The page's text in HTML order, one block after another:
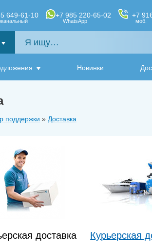
649-61-10 +7 985 220-65-02
WhatsApp
+7
моб.
Новинки
поддержки » Доставка
доставка Курьерская